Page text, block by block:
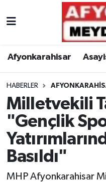
Afyonkarahisar
HABERLER
Milletvekili
"Gençlik
Basıldı"
MHP Afyonkarahisar
Nöbetçi Eczaneler
Trafik Durumu
Süper Lig Puan
Tüm Manşetler